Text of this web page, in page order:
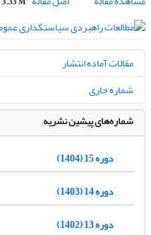
مقالات آماده انتشار
شماره جاری
شماره‌های پیشین نشریه
دوره 15 (1404)
دوره 14 (1403)
دوره 13 (1402)